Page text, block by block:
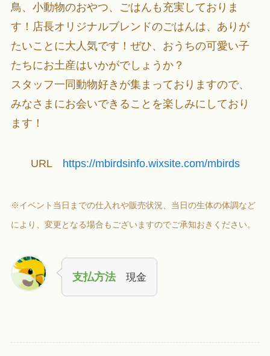
鳥、小動物のおやつ、ごはんも充実しておりま
す！店長オリジナルブレンドのごはんは、ありが
たいことに大人気です！ぜひ、おうちの可愛い子
たちにお土産はいかがでしょうか？
スタッフ一同動物好きが集まっておりますので、
みなさまにお会いできることを楽しみにしており
ます！
URL https://mbirdsinfo.wixsite.com/mbirds
※イベント当日までの仕入れや販売状況、当日の生体の体調など
により、変更となる場合もございますのでご承知おきください。
支払方法現金